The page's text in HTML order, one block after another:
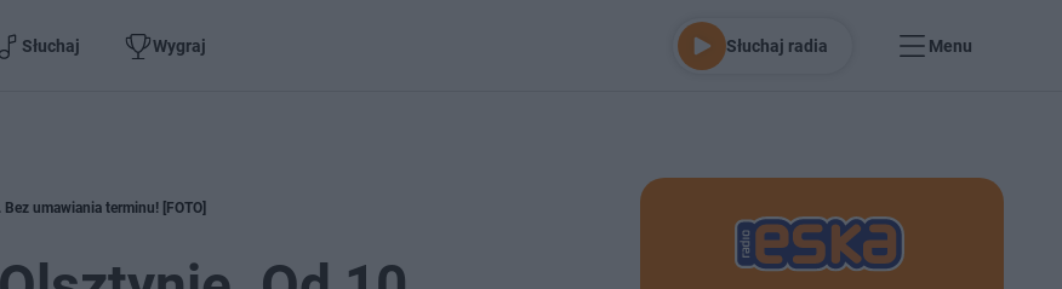
Słuchaj Wygraj Słuchaj radia Menu
umawiania terminu! [FOTO]